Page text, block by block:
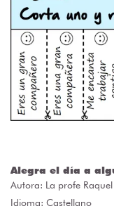
Alegra el día a
Autora: La profe Raquel
Idioma: Castellano